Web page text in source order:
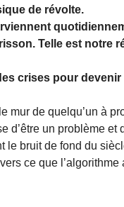
de révolte.
Telle est notre
crises pour devenir
mur de quelqu’un à
d’être un problème et
bruit de fond du
ce que